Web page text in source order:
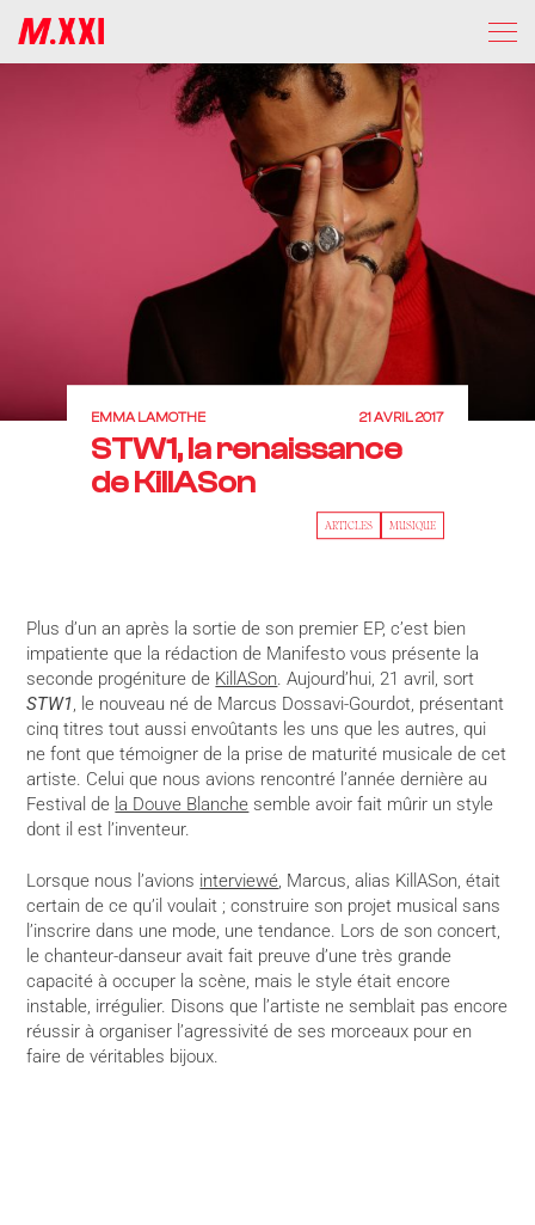
EMMA LAMOTHE 21 AVRIL 2017
STW1, la renaissance
de KillASon
ARTICLES MUSIQUE
Plus d’un an après la sortie de son premier EP, c’est bien
impatiente que la rédaction de Manifesto vous présente la
seconde progéniture de KillASon. Aujourd’hui, 21 avril, sort
STW1, le nouveau né de Marcus Dossavi-Gourdot, présentant
cinq titres tout aussi envoûtants les uns que les autres, qui
ne font que témoigner de la prise de maturité musicale de cet
artiste. Celui que nous avions rencontré l’année dernière au
Festival de la Douve Blanche semble avoir fait mûrir un style
dont il est l’inventeur.
Lorsque nous l’avions interviewé, Marcus, alias KillASon, était
certain de ce qu’il voulait ; construire son projet musical sans
l’inscrire dans une mode, une tendance. Lors de son concert,
le chanteur-danseur avait fait preuve d’une très grande
capacité à occuper la scène, mais le style était encore
instable, irrégulier. Disons que l’artiste ne semblait pas encore
réussir à organiser l’agressivité de ses morceaux pour en
faire de véritables bijoux.